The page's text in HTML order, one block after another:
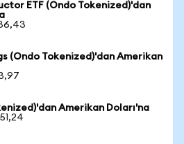
ETF (Ondo Tokenized)'dan
(Ondo Tokenized)'dan Amerikan
Amerikan Doları'na